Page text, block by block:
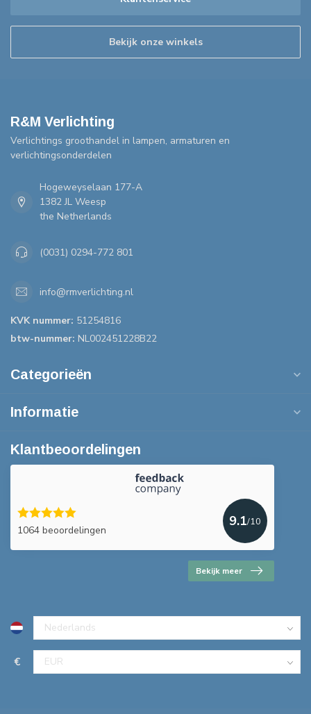
Bekijk onze winkels
R&M Verlichting
Verlichtings groothandel in lampen, armaturen en
verlichtingsonderdelen
Hogeweyselaan 177-A
1382 JL Weesp
the Netherlands
(0031) 0294-772 801
info@rmverlichting.nl
KVK nummer: 51254816
btw-nummer: NL002451228B22
Categorieën
Informatie
Klantbeoordelingen
1064 beoordelingen
9.1/10
Bekijk meer
€